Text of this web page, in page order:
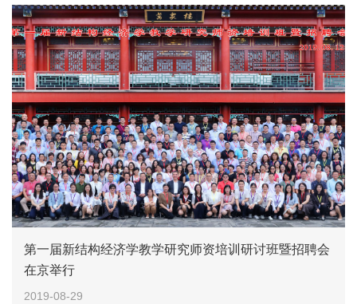
第一届新结构经济学教学研究师资培训研讨班暨招聘会
在京举行
2019-08-29